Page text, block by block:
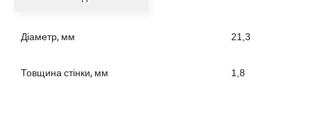
Діаметр, мм 21,3
Товщина стінки, мм 1,8